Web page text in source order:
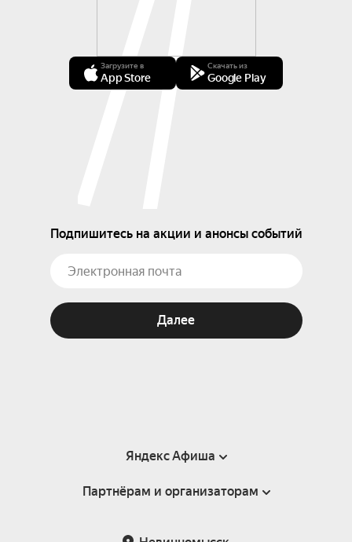
Загрузите в
App Store
Скачать из
Google Play
Подпишитесь на акции и анонсы событий
Далее
Яндекс Афиша
Справка
Партнёрам и организаторам